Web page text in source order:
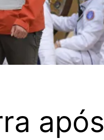
após